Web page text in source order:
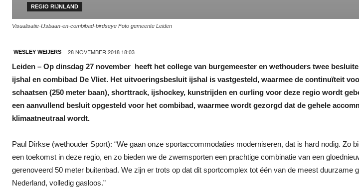
REGIO RIJNLAND
Visualisatie-IJsbaan-en-combibad-birdseye Foto gemeente Leiden
WESLEY WEIJERS 28 NOVEMBER 2018 18:03
Leiden – Op dinsdag 27 november heeft het college van burgemeester en wethouders twee
ijshal en combibad De Vliet. Het uitvoeringsbesluit ijshal is vastgesteld, waarmee de continuïteit
schaatsen (250 meter baan), shorttrack, ijshockey, kunstrijden en curling voor deze regio wordt
een aanvullend besluit opgesteld voor het combibad, waarmee wordt gezorgd dat de gehele
klimaatneutraal wordt.
Paul Dirkse (wethouder Sport): “We gaan onze sportaccommodaties moderniseren, dat is hard nodig. Zo
een toekomst in deze regio, en zo bieden we de zwemsporten een prachtige combinatie van een
gerenoveerd 50 meter buitenbad. We zijn er trots op dat dit sportcomplex tot één van de meest duurzame
Nederland, volledig gasloos.”